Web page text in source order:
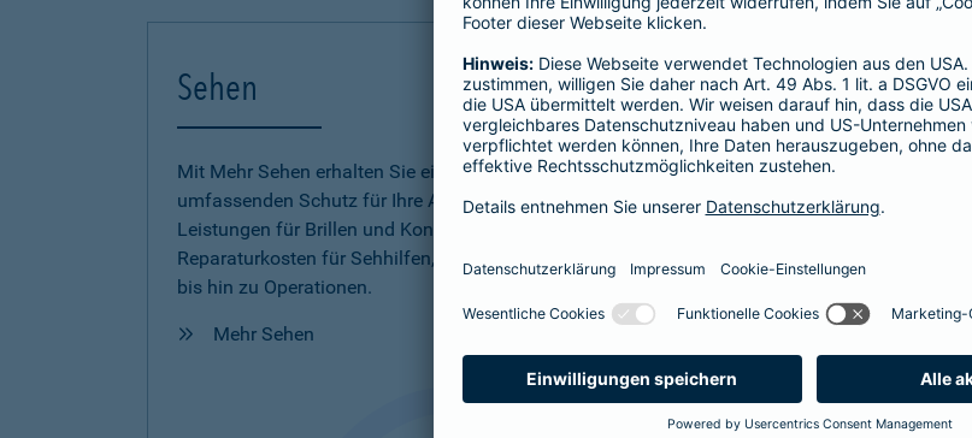
Sehen
Mit Mehr Sehen erhalten Sie einen
umfassenden Schutz für Ihre Augen inkl.
Leistungen für Brillen und Kontaktlinsen,
Reparaturkosten für Sehhilfen, Vorsorge
bis hin zu Operationen.
Mehr Sehen
Versicherungen für Kinder
Jedes Kind ist einzigartig. Damit es
definitiv den bestmöglichen Schutz
vielfältig und flexibel.
Passend-für-Kinder-Schutz: Wählen Sie
stellen Sie sich gezielt die Produkte
zusammen.